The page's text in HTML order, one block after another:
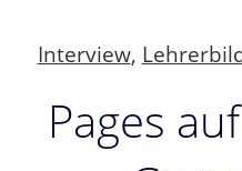
Interview,
Pages